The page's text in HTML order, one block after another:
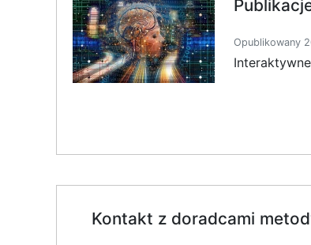
Opublikowany
Kontakt z doradcami